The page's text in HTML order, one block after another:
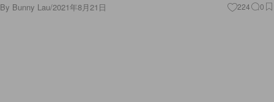
By Bunny Lau/2021年8月21日 224 0